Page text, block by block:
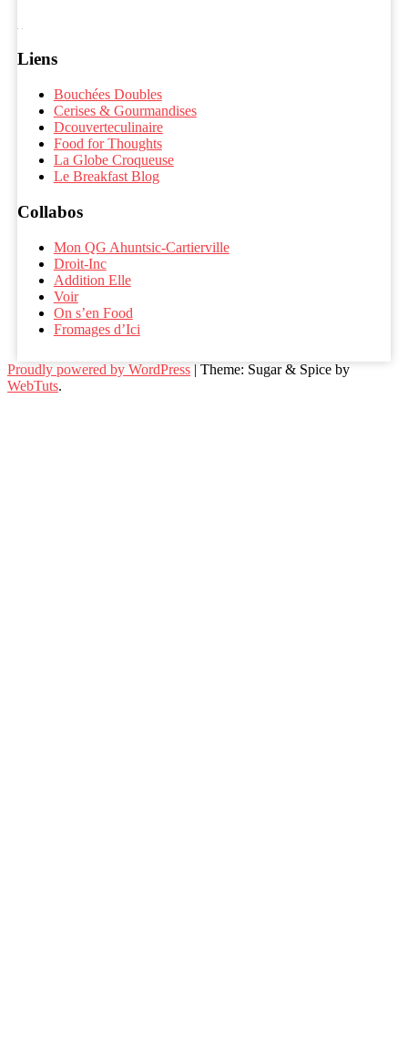
Liens
Bouchées Doubles
Cerises & Gourmandises
Dcouverteculinaire
Food for Thoughts
La Globe Croqueuse
Le Breakfast Blog
Collabos
Mon QG Ahuntsic-Cartierville
Droit-Inc
Addition Elle
Voir
On s’en Food
Fromages d’Ici
Proudly powered by WordPress | Theme: Sugar & Spice by
WebTuts.